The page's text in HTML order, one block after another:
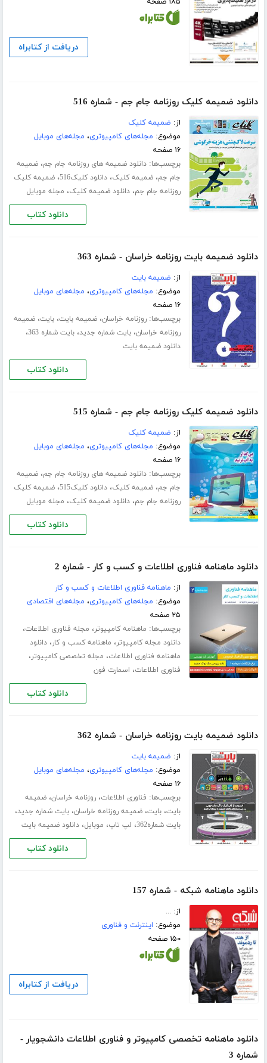
دریافت از کتابراه
دانلود ضمیمه کلیک روزنامه جام جم - شماره 516
از: ضمیمه کلیک
موضوع: مجله‌های کامپیوتری، مجله‌های موبایل
۱۶ صفحه
برچسب‌ها:دانلود ضمیمه های روزنامه جام جم،ضمیمه
جام جم،ضمیمه کلیک،دانلود کلیک516 ،ضمیمه کلیک
روزنامه جام جم،دانلود ضمیمه کلیک، مجله موبایل
دانلود کتاب
دانلود ضمیمه بایت روزنامه خراسان - شماره 363
از: ضمیمه بایت
موضوع: مجله‌های کامپیوتری، مجله‌های موبایل
۱۶ صفحه
برچسب‌ها:روزنامه خراسان،ضمیمه بایت،بایت،ضمیمه
روزنامه خراسان،بایت شماره جدید،بایت شماره 363 ،
دانلود ضمیمه بایت
دانلود کتاب
دانلود ضمیمه کلیک روزنامه جام جم - شماره 515
از: ضمیمه کلیک
موضوع: مجله‌های کامپیوتری، مجله‌های موبایل
۱۶ صفحه
برچسب‌ها:دانلود ضمیمه های روزنامه جام جم،ضمیمه
جام جم،ضمیمه کلیک،دانلود کلیک515 ،ضمیمه کلیک
روزنامه جام جم،دانلود ضمیمه کلیک، مجله موبایل
دانلود کتاب
دانلود ماهنامه فناوری اطلاعات و کسب و کار - شماره 2
از: ماهنامه فناوری اطلاعات و کسب و کار
موضوع: مجله‌های کامپیوتری، مجله‌های اقتصادی
۲۵ صفحه
برچسب‌ها: ماهنامه کامپیوتر، مجله فناوری اطلاعات،
دانلود مجله کامپیوتر، ماهنامه کسب و کار،دانلود
ماهنامه فناوری اطلاعات، مجله تخصصی کامپیوتر،
فناوری اطلاعات، اسمارت فون
دانلود کتاب
دانلود ضمیمه بایت روزنامه خراسان - شماره 362
از: ضمیمه بایت
موضوع: مجله‌های کامپیوتری، مجله‌های موبایل
۱۶ صفحه
برچسب‌ها: فناوری اطلاعات،روزنامه خراسان،ضمیمه
بایت،بایت،ضمیمه روزنامه خراسان،بایت شماره جدید،
بایت شماره362 ، لپ تاپ، موبایل،دانلود ضمیمه بایت
دانلود کتاب
دانلود ماهنامه شبکه - شماره 157
از: ...
موضوع: اینترنت و فناوری
۱۵۰ صفحه
دریافت از کتابراه
دانلود ماهنامه تخصصی کامپیوتر و فناوری اطلاعات دانشجویار -
شماره 3